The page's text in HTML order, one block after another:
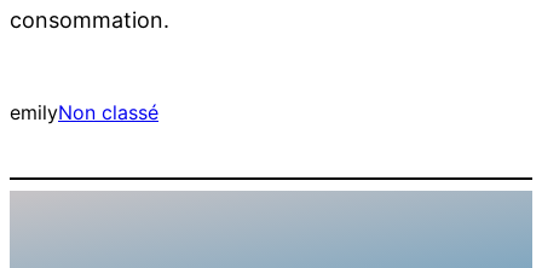
consommation.
emilyNon classé